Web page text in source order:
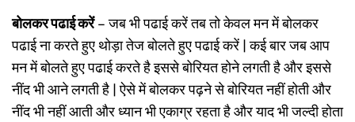
बोलकर पढाई करें– जब भी पढाई करें तब तो केवल मन में बोलकर
पढाई ना करते हुए थोड़ा तेज बोलते हुए पढाई करें | कई बार जब आप
मन में बोलते हुए पढाई करते है इससे बोरियत होने लगती है और इससे
नींद भी आने लगती है | ऐसे में बोलकर पढ़ने से बोरियत नहीं होती और
नींद भी नहीं आती और ध्यान भी एकाग्र रहता है और याद भी जल्दी होता